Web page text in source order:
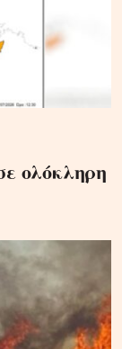
ολόκληρη